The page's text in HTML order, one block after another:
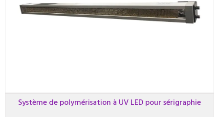
Système de polymérisation à UV LED pour sérigraphie